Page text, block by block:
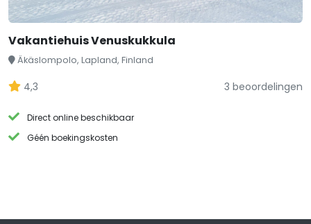
Vakantiehuis Venuskukkula
Äkäslompolo, Lapland, Finland
4,3 3 beoordelingen
Direct online beschikbaar
Géén boekingskosten